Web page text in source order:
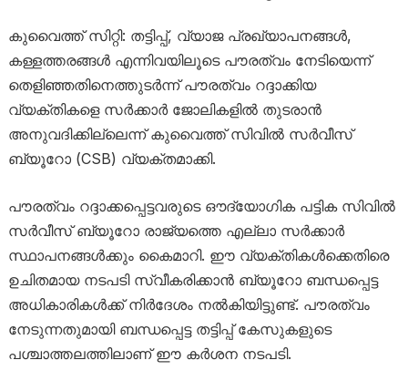
കുവൈത്ത് സിറ്റി: തട്ടിപ്പ്, വ്യാജ പ്രഖ്യാപനങ്ങൾ,
കള്ളത്തരങ്ങൾ എന്നിവയിലൂടെ പൗരത്വം നേടിയെന്ന്
തെളിഞ്ഞതിനെത്തുടർന്ന് പൗരത്വം റദ്ദാക്കിയ
വ്യക്തികളെ സർക്കാർ ജോലികളിൽ തുടരാൻ
അനുവദിക്കില്ലെന്ന് കുവൈത്ത് സിവിൽ സർവീസ്
ബ്യൂറോ (CSB) വ്യക്തമാക്കി.
പൗരത്വം റദ്ദാക്കപ്പെട്ടവരുടെ ഔദ്യോഗിക പട്ടിക സിവിൽ
സർവീസ് ബ്യൂറോ രാജ്യത്തെ എല്ലാ സർക്കാർ
സ്ഥാപനങ്ങൾക്കും കൈമാറി. ഈ വ്യക്തികൾക്കെതിരെ
ഉചിതമായ നടപടി സ്വീകരിക്കാൻ ബ്യൂറോ ബന്ധപ്പെട്ട
അധികാരികൾക്ക് നിർദേശം നൽകിയിട്ടുണ്ട്. പൗരത്വം
നേടുന്നതുമായി ബന്ധപ്പെട്ട തട്ടിപ്പ് കേസുകളുടെ
പശ്ചാത്തലത്തിലാണ് ഈ കർശന നടപടി.